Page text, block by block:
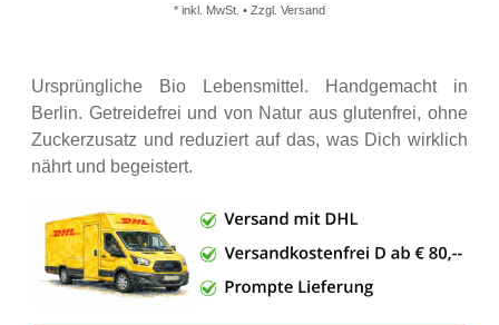
* inkl. MwSt. • Zzgl. Versand
Ursprüngliche Bio Lebensmittel. Handgemacht in
Berlin. Getreidefrei und von Natur aus glutenfrei, ohne
Zuckerzusatz und reduziert auf das, was Dich wirklich
nährt und begeistert.